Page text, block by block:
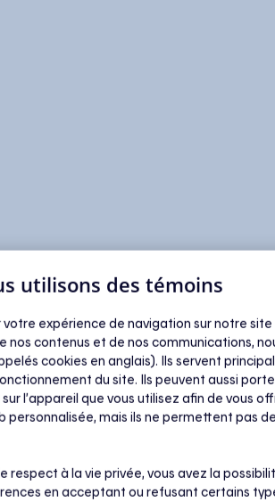
utilisons des témoins
votre expérience de navigation sur notre site
nos contenus et de nos communications,
cookies en anglais). Ils servent
du site. Ils peuvent aussi
l’appareil que vous utilisez afin de vous
personnalisée, mais ils ne permettent pas
respect à la vie privée, vous avez la
en acceptant ou refusant certains